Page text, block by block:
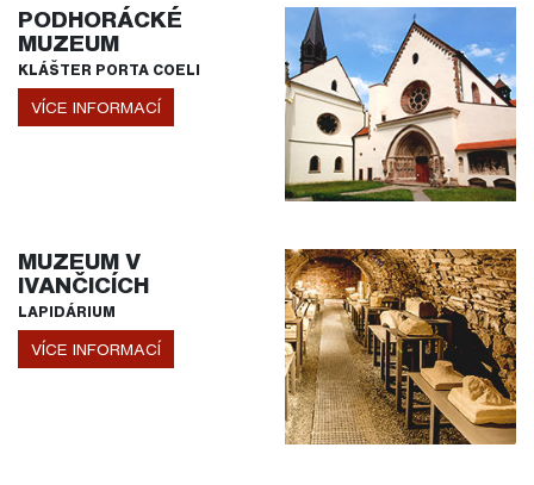
PODHORÁCKÉ
MUZEUM
KLÁŠTER PORTA COELI
VÍCE INFORMACÍ
MUZEUM V
IVANČICÍCH
LAPIDÁRIUM
VÍCE INFORMACÍ